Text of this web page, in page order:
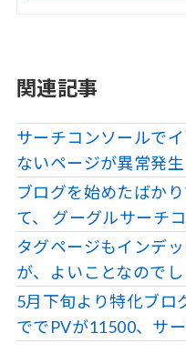
関連記事
サーチコンソールで
ないページが異常発
ブログを始めたばか
て、 グーグルサーチ
タグページもインデ
が、よいことなので
5月下旬より特化ブロ
ででPVが11500、サ